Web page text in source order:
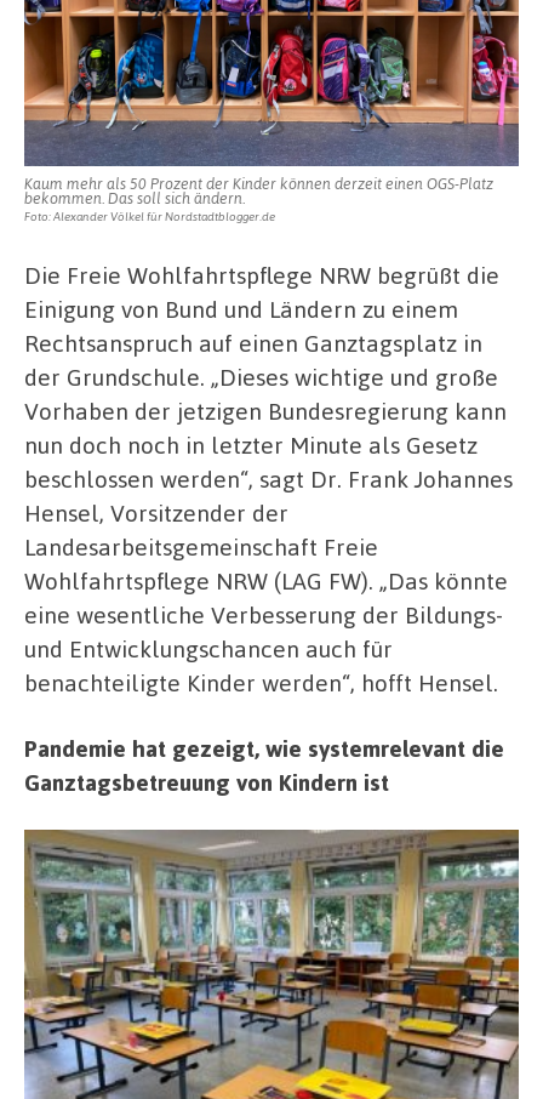
Kaum mehr als 50 Prozent der Kinder können derzeit einen OGS-Platz
bekommen. Das soll sich ändern.
Foto: Alexander Völkel für Nordstadtblogger.de
Die Freie Wohlfahrtspflege NRW begrüßt die
Einigung von Bund und Ländern zu einem
Rechtsanspruch auf einen Ganztagsplatz in
der Grundschule. „Dieses wichtige und große
Vorhaben der jetzigen Bundesregierung kann
nun doch noch in letzter Minute als Gesetz
beschlossen werden“, sagt Dr. Frank Johannes
Hensel, Vorsitzender der
Landesarbeitsgemeinschaft Freie
Wohlfahrtspflege NRW (LAG FW). „Das könnte
eine wesentliche Verbesserung der Bildungs-
und Entwicklungschancen auch für
benachteiligte Kinder werden“, hofft Hensel.
Pandemie hat gezeigt, wie systemrelevant die
Ganztagsbetreuung von Kindern ist